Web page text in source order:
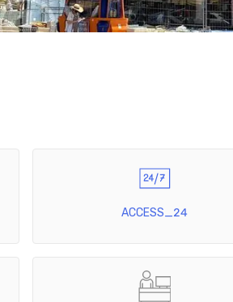
ACCESS_24